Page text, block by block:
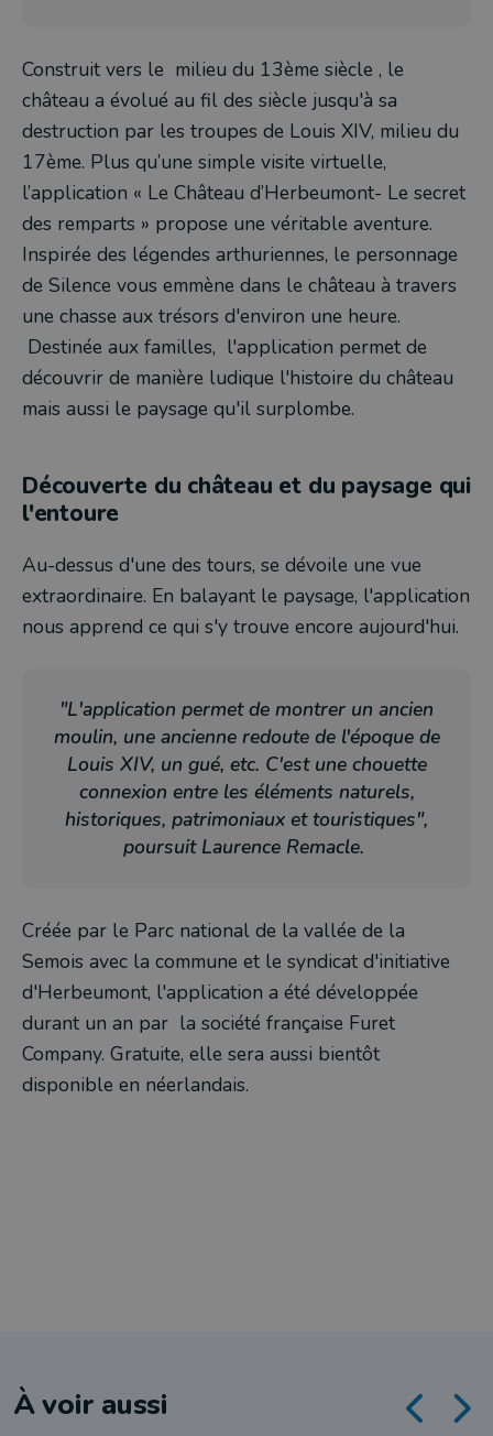
Construit vers le milieu du 13ème siècle , le
château a évolué au fil des siècle jusqu'à sa
destruction par les troupes de Louis XIV, milieu du
17ème. Plus qu’une simple visite virtuelle,
l’application « Le Château d’Herbeumont- Le secret
des remparts » propose une véritable aventure.
Inspirée des légendes arthuriennes, le personnage
de Silence vous emmène dans le château à travers
une chasse aux trésors d'environ une heure.
Destinée aux familles, l'application permet de
découvrir de manière ludique l'histoire du château
mais aussi le paysage qu'il surplombe.
Découverte du château et du paysage qui
l'entoure
Au-dessus d'une des tours, se dévoile une vue
extraordinaire. En balayant le paysage, l'application
nous apprend ce qui s'y trouve encore aujourd'hui.
"L'application permet de montrer un ancien
moulin, une ancienne redoute de l'époque de
Louis XIV, un gué, etc. C'est une chouette
connexion entre les éléments naturels,
historiques, patrimoniaux et touristiques",
poursuit Laurence Remacle.
Créée par le Parc national de la vallée de la
Semois avec la commune et le syndicat d'initiative
d'Herbeumont, l'application a été développée
durant un an par la société française Furet
Company. Gratuite, elle sera aussi bientôt
disponible en néerlandais.
À voir aussi